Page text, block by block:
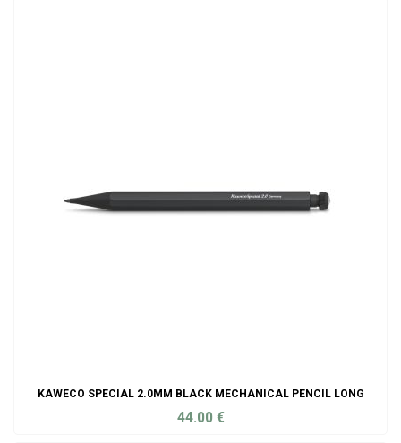
KAWECO SPECIAL 2.0MM BLACK MECHANICAL PENCIL LONG
44.00 €